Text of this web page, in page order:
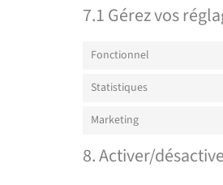
7.1 Gérez vos
Fonctionnel
Statistiques
Marketing
8. Activer/